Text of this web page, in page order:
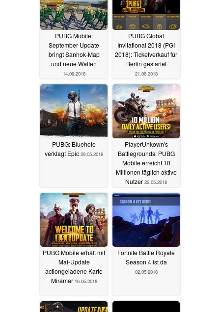
PUBG Mobile:
September-Update
bringt Sanhok-Map
und neue Waffen
14.09.2018
PUBG Global
Invitational 2018 (PGI
2018): Ticketverkauf für
Berlin gestartet
21.06.2018
PUBG: Bluehole
verklagt Epic 29.05.2018
PlayerUnkown's
Battlegrounds: PUBG
Mobile erreicht 10
Millionen täglich aktive
Nutzer 22.05.2018
PUBG Mobile erhält mit
Mai-Update
actiongeladene Karte
Miramar 16.05.2018
Fortnite Battle Royale
Season 4 ist da
02.05.2018